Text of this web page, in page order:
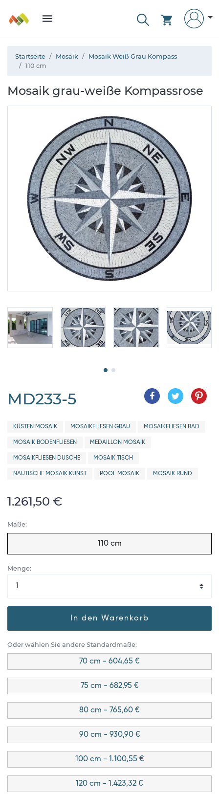
Startseite Mosaik
Mosaik Weiß Grau Kompass
110 cm
Mosaik grau-weiße Kompassrose
MD233-5
KÜSTEN MOSAIK MOSAIKFLIESEN GRAU MOSAIKFLIESEN BAD
MOSAIK BODENFLIESEN MEDAILLON MOSAIK
MOSAIKFLIESEN DUSCHE MOSAIK TISCH
NAUTISCHE MOSAIK KUNST POOL MOSAIK MOSAIK RUND
1.261,50 €
Maße:
110 cm
Menge:
In den Warenkorb
Oder wählen Sie andere Standardmaße:
70 cm - 604,65 €
75 cm - 682,95 €
80 cm - 765,60 €
90 cm - 930,90 €
100 cm - 1.100,55 €
120 cm - 1.423,32 €